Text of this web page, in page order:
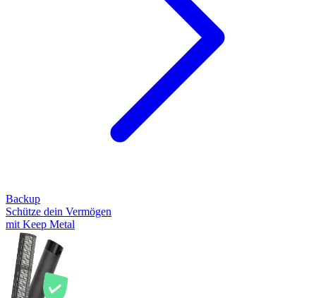
Backup
Schütze dein Vermögen
mit Keep Metal